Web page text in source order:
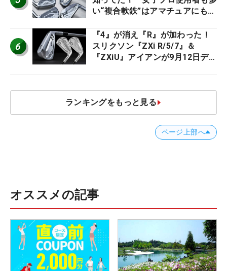
い“複合軟鉄”はアマチュアにもオ
6
『4』が消え『R』が加わった！
スリクソン『ZXi R/5/7』＆
『ZXiU』アイアンが9月12日デ
ランキングをもっと見る
ページ上部へ
オススメの記事